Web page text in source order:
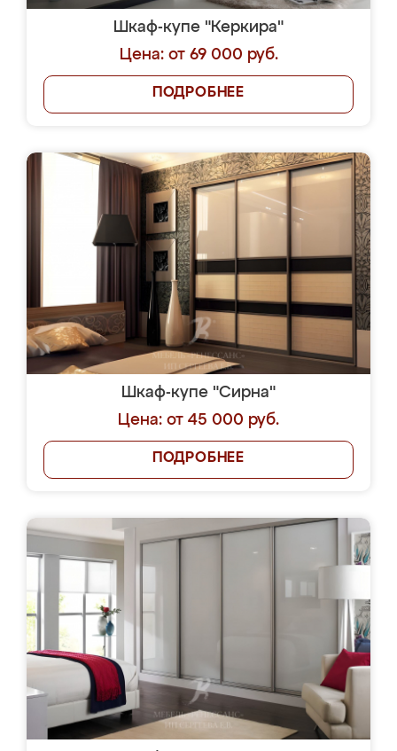
Шкаф-купе "Керкира"
Цена: от 69 000 руб.
ПОДРОБНЕЕ
Шкаф-купе "Сирна"
Цена: от 45 000 руб.
ПОДРОБНЕЕ